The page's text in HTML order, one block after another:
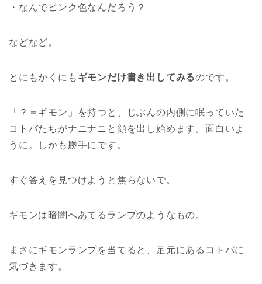
・なんでピンク色なんだろう？
などなど。
とにもかくにも ギモンだけ書き出してみるのです。
「？＝ギモン」を持つと、じぶんの内側に眠っていた
コトバたちがナニナニと顔を出し始めます。面白いよ
うに。しかも勝手にです。
すぐ答えを見つけようと焦らないで。
ギモンは暗闇へあてるランプのようなもの。
まさにギモンランプを当てると、足元にあるコトバに
気づきます。